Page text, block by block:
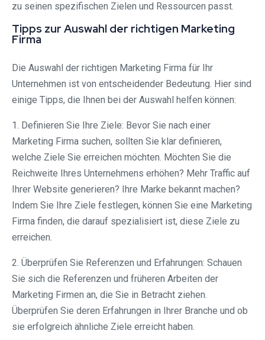
zu seinen spezifischen Zielen und Ressourcen passt.
Tipps zur Auswahl der richtigen Marketing
Firma
Die Auswahl der richtigen Marketing Firma für Ihr
Unternehmen ist von entscheidender Bedeutung. Hier sind
einige Tipps, die Ihnen bei der Auswahl helfen können:
1. Definieren Sie Ihre Ziele: Bevor Sie nach einer
Marketing Firma suchen, sollten Sie klar definieren,
welche Ziele Sie erreichen möchten. Möchten Sie die
Reichweite Ihres Unternehmens erhöhen? Mehr Traffic auf
Ihrer Website generieren? Ihre Marke bekannt machen?
Indem Sie Ihre Ziele festlegen, können Sie eine Marketing
Firma finden, die darauf spezialisiert ist, diese Ziele zu
erreichen.
2. Überprüfen Sie Referenzen und Erfahrungen: Schauen
Sie sich die Referenzen und früheren Arbeiten der
Marketing Firmen an, die Sie in Betracht ziehen.
Überprüfen Sie deren Erfahrungen in Ihrer Branche und ob
sie erfolgreich ähnliche Ziele erreicht haben.